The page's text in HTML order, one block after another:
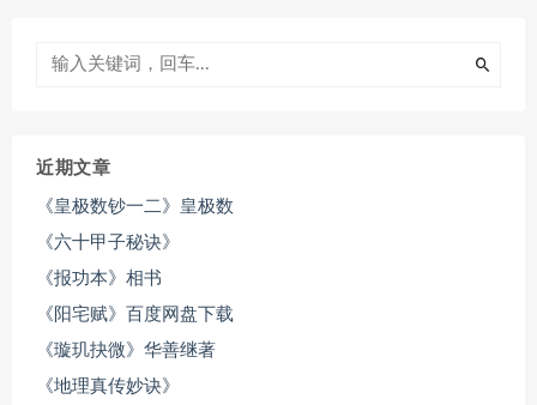
近期文章
《皇极数钞一二》皇极数
《六十甲子秘诀》
《报功本》相书
《阳宅赋》百度网盘下载
《璇玑抉微》华善继著
《地理真传妙诀》